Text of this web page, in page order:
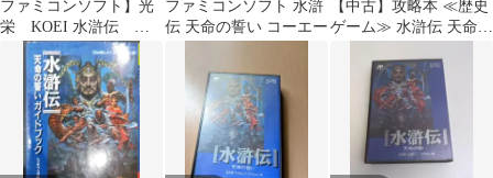
ファミコンソフト】光
栄 KOEI 水滸伝 天
命の誓い ※動作未確
ファミコンソフト 水滸
伝 天命の誓い コーエー
【中古】攻略本 ≪歴史
ゲーム≫ 水滸伝 天命の
行道の書